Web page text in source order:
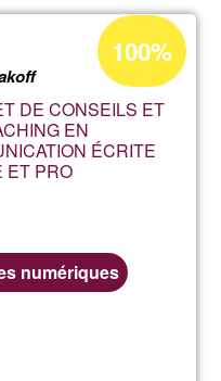
DE CONSEILS ET
EN
ÉCRITE
ET PRO
numériques
Percentatge
d'acceptació
de
G1
100%